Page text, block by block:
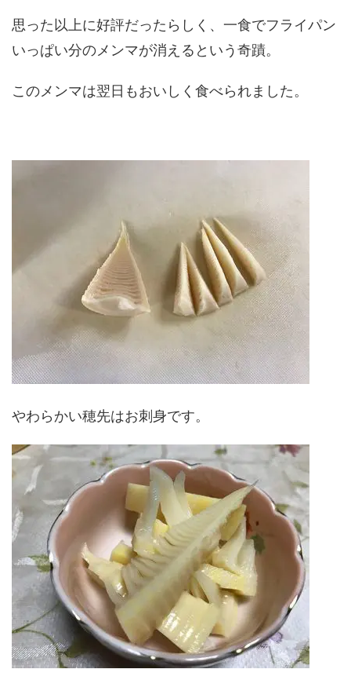
思った以上に好評だったらしく、一食でフライパン
いっぱい分のメンマが消えるという奇蹟。
このメンマは翌日もおいしく食べられました。
やわらかい穂先はお刺身です。